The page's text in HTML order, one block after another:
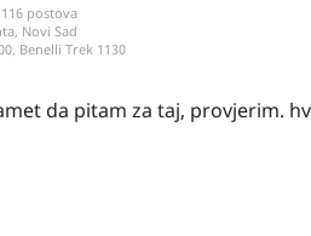
postova
Novi Sad
Benelli Trek 1130
da pitam za taj, provjerim.